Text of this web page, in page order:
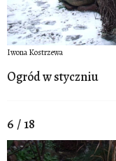
Iwona Kostrzewa
Ogród w styczniu
6 / 18